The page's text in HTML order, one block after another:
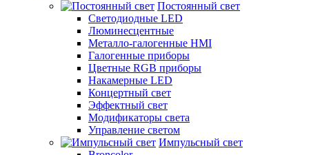
Постоянный свет
Светодиодные LED
Люминесцентные
Металло-галогенные HMI
Галогенные приборы
Цветные RGB приборы
Накамерные LED
Концертный свет
Эффектный свет
Модификаторы света
Управление светом
Импульсный свет